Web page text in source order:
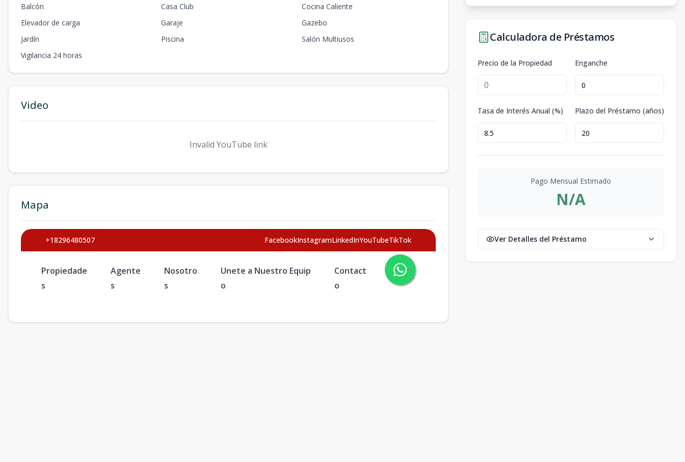
Balcón
Casa Club
Cocina Caliente
Elevador de carga
Garaje
Gazebo
Jardín
Piscina
Salón Multiusos
Vigilancia 24 horas
Video
Invalid YouTube link
Mapa
Calculadora de Préstamos
Precio de la Propiedad Enganche
Tasa de Interés Anual (%) Plazo del Préstamo (años)
Pago Mensual Estimado
N/A
Ver Detalles del Préstamo